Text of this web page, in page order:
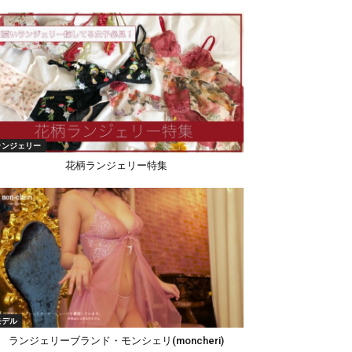
ジェリー
花柄ランジェリー特集
ル
ランジェリーブランド・モンシェリ(moncheri)